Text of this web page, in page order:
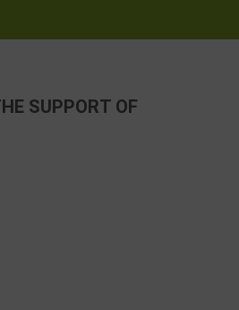
SUPPORT OF